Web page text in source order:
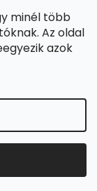
minél több
Az oldal
azok
fenntartva.